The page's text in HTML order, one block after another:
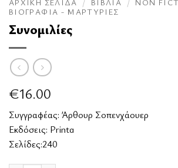
ΑΡΧΙΚΉ ΣΕΛΊΔΑ / ΒΙΒΛΊΑ / NON
ΒΙΟΓΡΑΦΊΑ - ΜΑΡΤΥΡΊΕΣ
Συνομιλίες
€16.00
Συγγραφέας: Άρθουρ Σοπενχάουερ
Εκδόσεις: Printa
Σελίδες:240